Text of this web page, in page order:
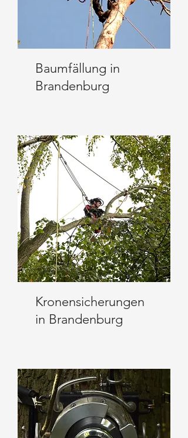
Baumfällung in
Brandenburg
Kronensicherungen
in Brandenburg